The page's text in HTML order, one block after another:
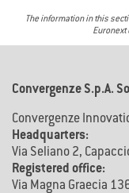
The information in this
Euronext
Convergenze S.p.A.
Convergenze
Headquarters:
Via Seliano 2,
Registered office:
Via Magna Graecia